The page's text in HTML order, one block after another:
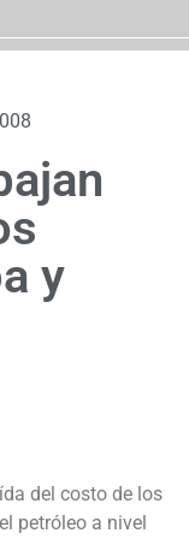
y
del costo de los
petróleo a nivel